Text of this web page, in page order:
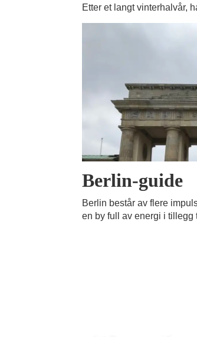
Etter et langt vinterhalvår,
Berlin-guide
Berlin består av flere
en by full av energi i tillegg